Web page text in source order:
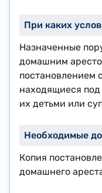
Назначенные
домашним
постановлением
находящиеся
их детьми или
Копия
домашнего